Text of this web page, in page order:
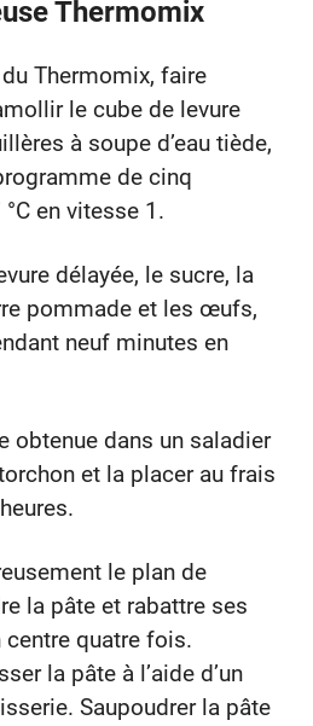
Thermomix
Thermomix, faire
le cube de levure
à soupe d’eau tiède,
de cinq
en vitesse 1.
délayée, le sucre, la
pommade et les œufs,
neuf minutes en
obtenue dans un saladier
et la placer au frais
le plan de
la pâte et rabattre ses
centre quatre fois.
la pâte à l’aide d’un
Saupoudrer la pâte